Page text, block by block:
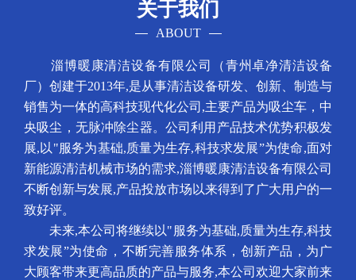
关于我们
ABOUT
淄博暖康清洁设备有限公司（青州卓净清洁设备
厂）创建于2013年,是从事清洁设备研发、创新、制造与
销售为一体的高科技现代化公司,主要产品为吸尘车，中
央吸尘，无脉冲除尘器。公司利用产品技术优势积极发
展,以"服务为基础,质量为生存,科技求发展”为使命,面对
新能源清洁机械市场的需求,淄博暖康清洁设备有限公司
不断创新与发展,产品投放市场以来得到了广大用户的一
致好评。
未来,本公司将继续以"服务为基础,质量为生存,科技
求发展”为使命，不断完善服务体系，创新产品，为广
大顾客带来更高品质的产品与服务,本公司欢迎大家前来